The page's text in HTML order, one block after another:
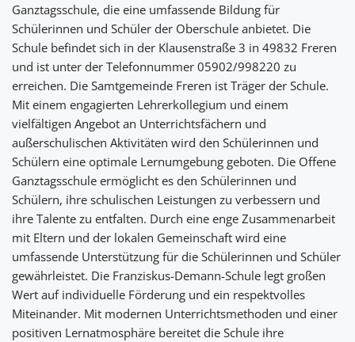
Ganztagsschule, die eine umfassende Bildung für
Schülerinnen und Schüler der Oberschule anbietet. Die
Schule befindet sich in der Klausenstraße 3 in 49832 Freren
und ist unter der Telefonnummer 05902/998220 zu
erreichen. Die Samtgemeinde Freren ist Träger der Schule.
Mit einem engagierten Lehrerkollegium und einem
vielfältigen Angebot an Unterrichtsfächern und
außerschulischen Aktivitäten wird den Schülerinnen und
Schülern eine optimale Lernumgebung geboten. Die Offene
Ganztagsschule ermöglicht es den Schülerinnen und
Schülern, ihre schulischen Leistungen zu verbessern und
ihre Talente zu entfalten. Durch eine enge Zusammenarbeit
mit Eltern und der lokalen Gemeinschaft wird eine
umfassende Unterstützung für die Schülerinnen und Schüler
gewährleistet. Die Franziskus-Demann-Schule legt großen
Wert auf individuelle Förderung und ein respektvolles
Miteinander. Mit modernen Unterrichtsmethoden und einer
positiven Lernatmosphäre bereitet die Schule ihre